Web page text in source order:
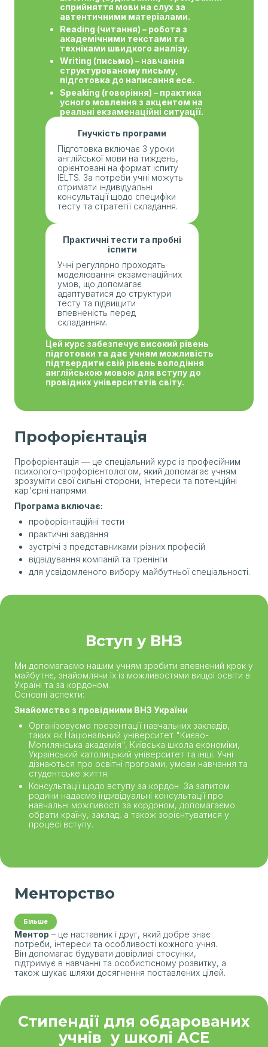
сприйняття мови на слух за
автентичними матеріалами.
Reading (читання) – робота з
академічними текстами та
техніками швидкого аналізу.
Writing (письмо) – навчання
структурованому письму,
підготовка до написання есе.
Speaking (говоріння) – практика
усного мовлення з акцентом на
реальні екзаменаційні ситуації.
Гнучкість програми
Підготовка включає 3 уроки
англійської мови на тиждень,
орієнтовані на формат іспиту
IELTS. За потреби учні можуть
отримати індивідуальні
консультації щодо специфіки
тесту та стратегії складання.
Практичні тести та пробні
іспити
Учні регулярно проходять
моделювання екзаменаційних
умов, що допомагає
адаптуватися до структури
тесту та підвищити
впевненість перед
складанням.
Цей курс забезпечує високий рівень
підготовки та дає учням можливість
підтвердити свій рівень володіння
англійською мовою для вступу до
провідних університетів світу.
Профорієнтація
Профорієнтація — це спеціальний курс із професійним
психолого-профорієнтологом, який допомагає учням
зрозуміти свої сильні сторони, інтереси та потенційні
кар'єрні напрями.
Програма включає:
профорієнтаційні тести
практичні завдання
зустрічі з представниками різних професій
відвідування компаній та тренінги
для усвідомленого вибору майбутньої спеціальності.
Вступ у ВНЗ
Ми допомагаємо нашим учням зробити впевнений крок у
майбутнє, знайомлячи їх із можливостями вищої освіти в
Україні та за кордоном.
Основні аспекти:
Знайомство з провідними ВНЗ України
Організовуємо презентації навчальних закладів,
таких як Національний університет "Києво-
Могилянська академія", Київська школа економіки,
Український католицький університет та інші. Учні
дізнаються про освітні програми, умови навчання та
студентське життя.
Консультації щодо вступу за кордон За запитом
родини надаємо індивідуальні консультації про
навчальні можливості за кордоном, допомагаємо
обрати країну, заклад, а також зорієнтуватися у
процесі вступу.
Менторство
Більше
Ментор – це наставник і друг, який добре знає
потреби, інтереси та особливості кожного учня.
Він допомагає будувати довірливі стосунки,
підтримує в навчанні та особистісному розвитку, а
також шукає шляхи досягнення поставлених цілей.
Стипендії для обдарованих
учнів у школі АСЕ